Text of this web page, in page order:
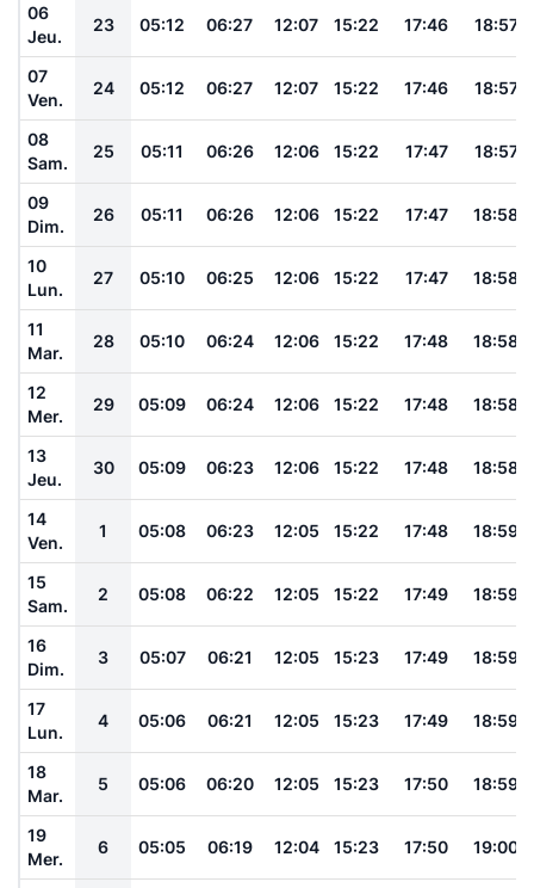
06
Jeu.
23 05:12 06:27 12:07 15:22 17:46 18:57
07
Ven.
24 05:12 06:27 12:07 15:22 17:46 18:57
08
Sam.
25 05:11 06:26 12:06 15:22 17:47 18:57
09
Dim.
26 05:11 06:26 12:06 15:22 17:47 18:58
10
Lun.
27 05:10 06:25 12:06 15:22 17:47 18:58
11
Mar.
28 05:10 06:24 12:06 15:22 17:48 18:58
12
Mer.
29 05:09 06:24 12:06 15:22 17:48 18:58
13
Jeu.
30 05:09 06:23 12:06 15:22 17:48 18:58
14
Ven.
1 05:08 06:23 12:05 15:22 17:48 18:59
15
Sam.
2 05:08 06:22 12:05 15:22 17:49 18:59
16
Dim.
3 05:07 06:21 12:05 15:23 17:49 18:59
17
Lun.
4 05:06 06:21 12:05 15:23 17:49 18:59
18
Mar.
5 05:06 06:20 12:05 15:23 17:50 18:59
19
Mer.
6 05:05 06:19 12:04 15:23 17:50 19:00